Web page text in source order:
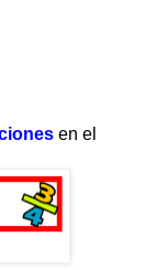
en el